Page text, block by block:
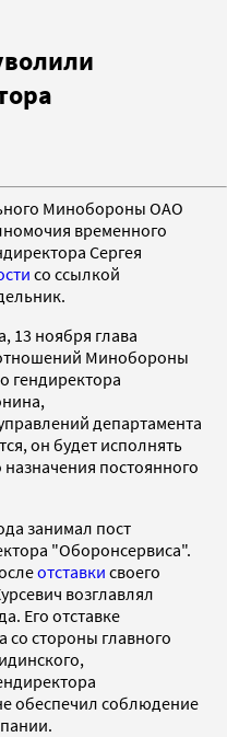
Минобороны ОАО
временного
Сергея
со ссылкой
13 ноября глава
Минобороны
гендиректора
департамента
он будет исполнять
постоянного
занимал пост
"Оборонсервиса".
отставки своего
возглавлял
Его отставке
со стороны главного
обеспечил соблюдение